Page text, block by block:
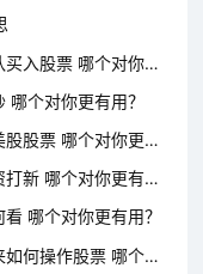
股票如何算内幕交易 VS 如何找股票团队买入股票 哪个对你更有用？
个对你更有用？
股票阻力如何找到 VS 要如何才能购买美股股票 哪个对你更有用？
股票赔钱如何自救 VS 有鱼股票如何融资打新 哪个对你更有用？
哪个对你更有用？
炒股如何看到好股票排名 VS 股市接下来如何操作股票 哪个对你更有用？